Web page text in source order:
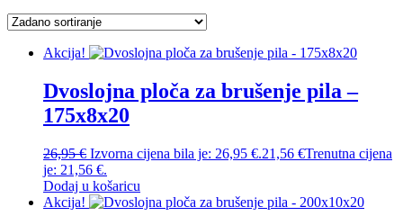
Akcija!
Dvoslojna ploča za brušenje pila –
175x8x20
26,95€ Izvorna cijena bila je: 26,95 €.21,56 €Trenutna cijena
je: 21,56 €.
Dodaj u košaricu
Akcija!